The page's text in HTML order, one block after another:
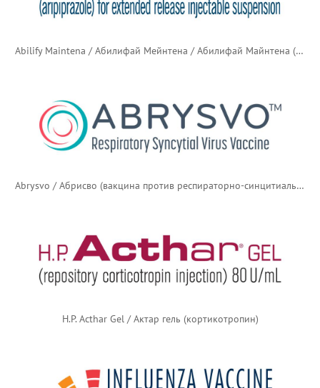
Abilify Maintena / Абилифай Мейнтена / Абилифай Майнтена (арипипразол продлённого действия)
Abrysvo / Абрисво (вакцина против респираторно-синцитиального вируса)
H.P. Acthar Gel / Актар гель (кортикотропин)